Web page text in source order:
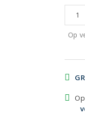
Op